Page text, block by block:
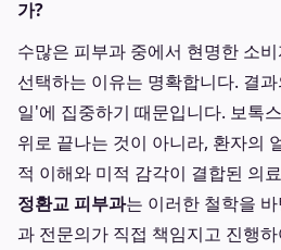
가?
수많은 피부과 중에서 현명한 소
선택하는 이유는 명확합니다. 결
일'에 집중하기 때문입니다. 보톡
위로 끝나는 것이 아니라, 환자의
적 이해와 미적 감각이 결합된 의
정환교 피부과는 이러한 철학을
과 전문의가 직접 책임지고 진행